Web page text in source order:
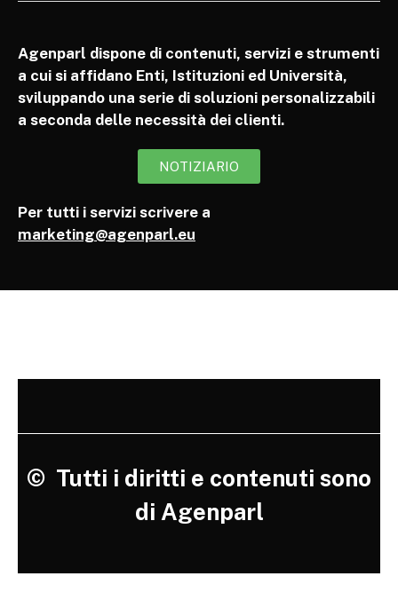
Agenparl dispone di contenuti, servizi e strumenti
a cui si affidano Enti, Istituzioni ed Università,
sviluppando una serie di soluzioni personalizzabili
a seconda delle necessità dei clienti.
NOTIZIARIO
Per tutti i servizi scrivere a
marketing@agenparl.eu
© Tutti i diritti e contenuti sono
di Agenparl